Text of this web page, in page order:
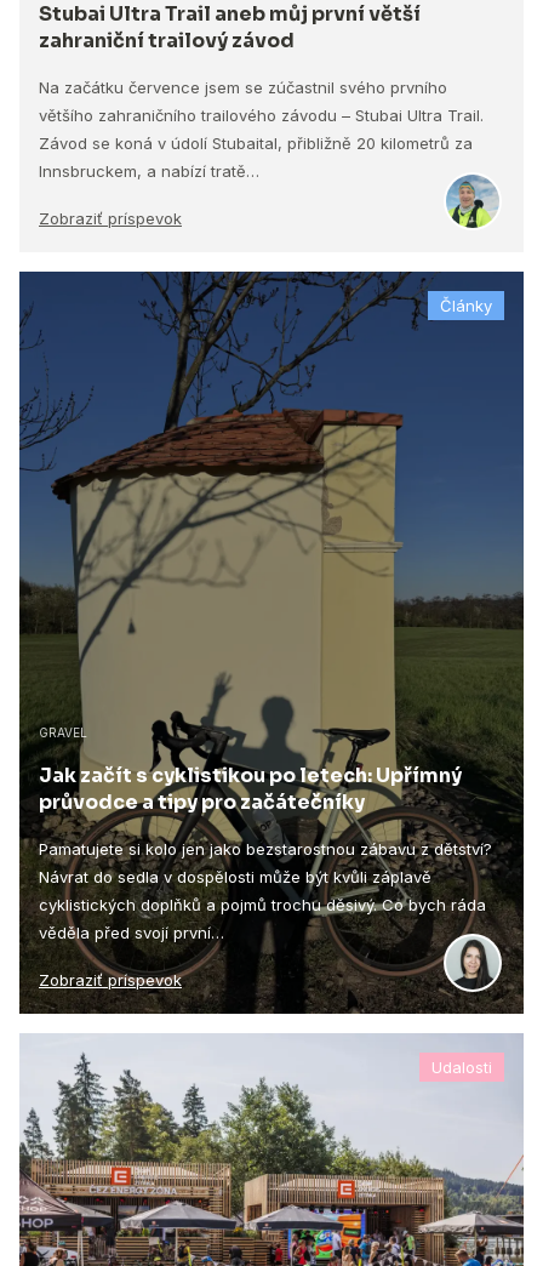
Stubai Ultra Trail aneb můj první větší
zahraniční trailový závod
Na začátku července jsem se zúčastnil svého prvního
většího zahraničního trailového závodu – Stubai Ultra Trail.
Závod se koná v údolí Stubaital, přibližně 20 kilometrů za
Innsbruckem, a nabízí tratě…
Zobraziť príspevok
Články
GRAVEL
Jak začít s cyklistikou po letech: Upřímný
průvodce a tipy pro začátečníky
Pamatujete si kolo jen jako bezstarostnou zábavu z dětství?
Návrat do sedla v dospělosti může být kvůli záplavě
cyklistických doplňků a pojmů trochu děsivý. Co bych ráda
věděla před svojí první…
Zobraziť príspevok
Udalosti